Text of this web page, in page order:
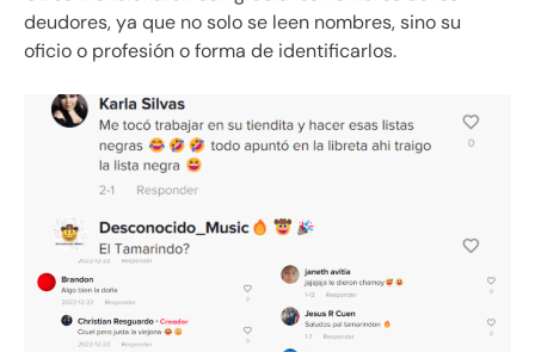
deudores, ya que no solo se leen nombres, sino su
oficio o profesión o forma de identificarlos.